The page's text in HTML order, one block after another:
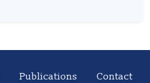
Publications
Contact